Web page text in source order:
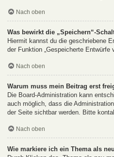
Nach oben
Was bewirkt die „Speichern“-
Hiermit kannst du die geschriebene
der Funktion „Gespeicherte Entwürfe
Nach oben
Warum muss mein Beitrag erst
Die Board-Administration kann
auch möglich, dass die
der Seite sichtbar werden. Bitte
Nach oben
Wie markiere ich ein Thema als